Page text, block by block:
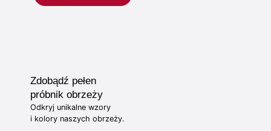
Zdobądź pełen
próbnik obrzeży
Odkryj unikalne wzory
i kolory naszych obrzeży.